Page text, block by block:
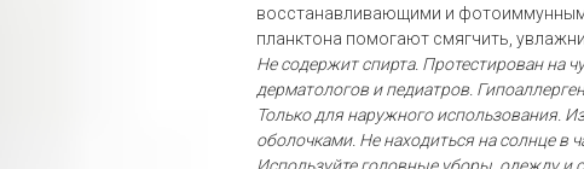
восстанавливающими и
планктона помогают смягчить,
Не содержит спирта. Протестирован на
дерматологов и педиатров.
Только для наружного использования.
оболочками. Не находиться на солнце в